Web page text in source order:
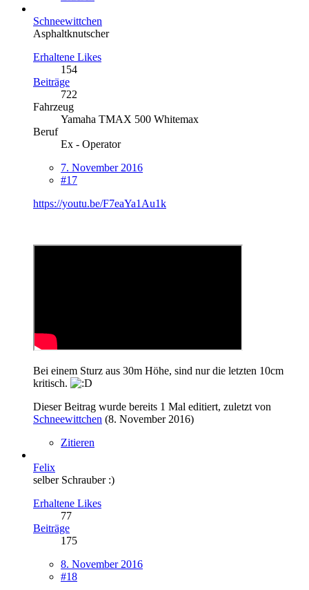
Schneewittchen
Asphaltknutscher
Erhaltene Likes
154
Beiträge
722
Fahrzeug
Yamaha TMAX 500 Whitemax
Beruf
Ex - Operator
7. November 2016
#17
https://youtu.be/F7eaYa1Au1k
Bei einem Sturz aus 30m Höhe, sind nur die letzten 10cm
kritisch.
Dieser Beitrag wurde bereits 1 Mal editiert, zuletzt von
Schneewittchen (8. November 2016)
Zitieren
Felix
selber Schrauber :)
Erhaltene Likes
77
Beiträge
175
8. November 2016
#18